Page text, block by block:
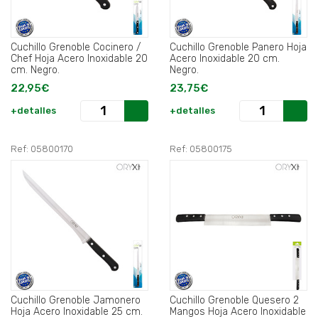
Cuchillo Grenoble Cocinero /
Chef Hoja Acero Inoxidable 20
cm. Negro.
22,95€
+detalles
Cuchillo Grenoble Panero Hoja
Acero Inoxidable 20 cm.
Negro.
23,75€
+detalles
Ref: 05800170
Cuchillo Grenoble Jamonero
Hoja Acero Inoxidable 25 cm.
Ref: 05800175
Cuchillo Grenoble Quesero 2
Mangos Hoja Acero Inoxidable